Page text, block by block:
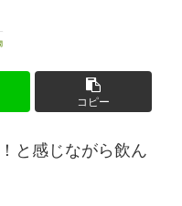
コピー
と感じながら飲ん